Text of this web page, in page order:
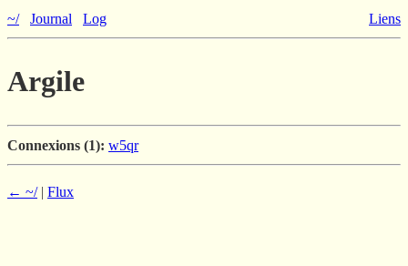
~/ Journal Log Liens
Argile
Connexions (1): w5qr
← ~/| Flux